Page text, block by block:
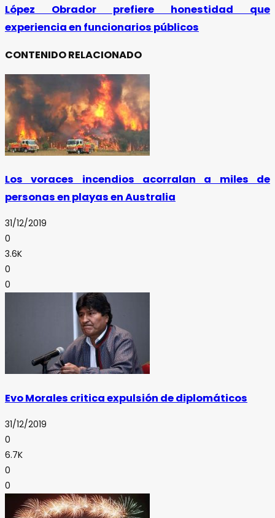
López Obrador prefiere honestidad que
experiencia en funcionarios públicos
CONTENIDO RELACIONADO
Los voraces incendios acorralan a miles de
personas en playas en Australia
31/12/2019
0
3.6K
0
0
Evo Morales critica expulsión de diplomáticos
31/12/2019
0
6.7K
0
0